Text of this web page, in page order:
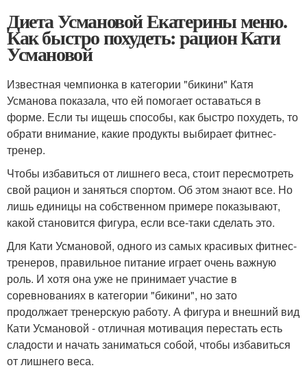
Диета Усмановой Екатерины меню.
Как быстро похудеть: рацион Кати
Усмановой
Известная чемпионка в категории "бикини" Катя
Усманова показала, что ей помогает оставаться в
форме. Если ты ищешь способы, как быстро похудеть, то
обрати внимание, какие продукты выбирает фитнес-
тренер.
Чтобы избавиться от лишнего веса, стоит пересмотреть
свой рацион и заняться спортом. Об этом знают все. Но
лишь единицы на собственном примере показывают,
какой становится фигура, если все-таки сделать это.
Для Кати Усмановой, одного из самых красивых фитнес-
тренеров, правильное питание играет очень важную
роль. И хотя она уже не принимает участие в
соревнованиях в категории "бикини", но зато
продолжает тренерскую работу. А фигура и внешний вид
Кати Усмановой - отличная мотивация перестать есть
сладости и начать заниматься собой, чтобы избавиться
от лишнего веса.